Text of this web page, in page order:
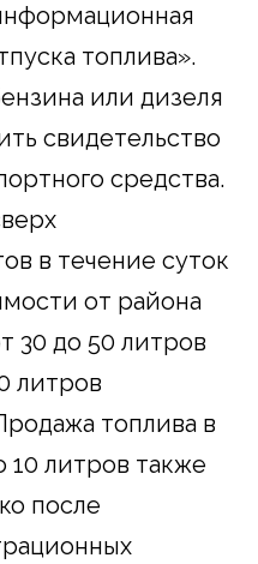
топлива».
или дизеля
свидетельство
средства.
в течение суток
от района
30 до 50 литров
литров
топлива в
литров также
после